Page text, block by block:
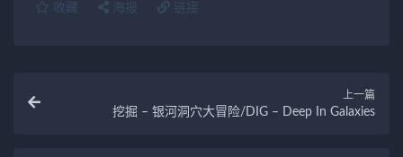
收藏 海报 链接
上一篇
挖掘 – 银河洞穴大冒险/DIG – Deep In Galaxies